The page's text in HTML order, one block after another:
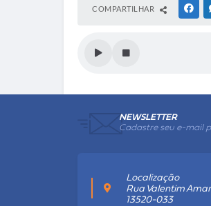
COMPARTILHAR
NEWSLETTER
Cadastre seu e-mail
Localização
Rua Valentim
13520-033